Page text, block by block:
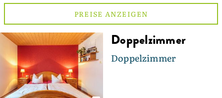
PREISE ANZEIGEN
Doppelzimmer
Doppelzimmer